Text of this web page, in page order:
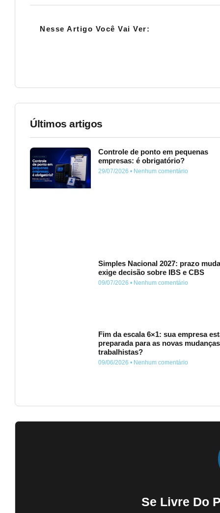
Nesse Artigo Você Vai Ver:
Últimos artigos
Controle de ponto em pequenas
empresas: é obrigatório?
29/07/2026 Nenhum comentário
Simples Nacional 2027: prazo
exige decisão sobre IBS e CBS
09/07/2026 Nenhum comentário
Fim da escala 6×1: sua empresa
preparada para as novas mudanças
trabalhistas?
09/06/2026 Nenhum comentário
Se Livre Do